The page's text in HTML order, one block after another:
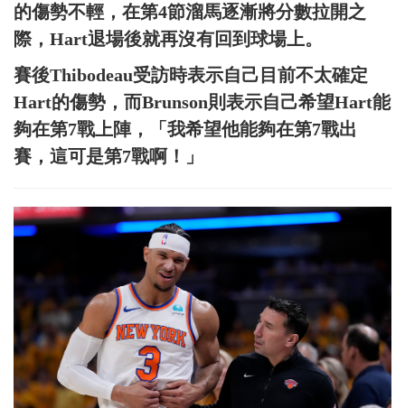
的傷勢不輕，在第4節溜馬逐漸將分數拉開之
際，Hart退場後就再沒有回到球場上。
賽後Thibodeau受訪時表示自己目前不太確定
Hart的傷勢，而Brunson則表示自己希望Hart能
夠在第7戰上陣，「我希望他能夠在第7戰出
賽，這可是第7戰啊！」